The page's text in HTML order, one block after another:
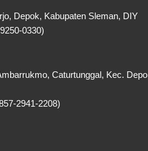
Depok, Kabupaten Sleman, DIY
0330)
Caturtunggal, Kec.
2941-2208)